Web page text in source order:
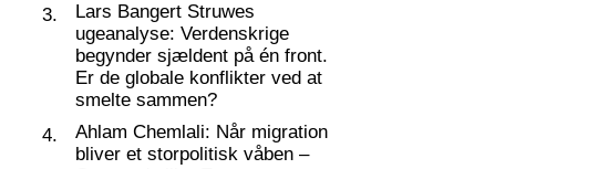
3.
Lars Bangert Struwes
ugeanalyse: Verdenskrige
begynder sjældent på én front.
Er de globale konflikter ved at
smelte sammen?
4.
Ahlam Chemlali: Når migration
bliver et storpolitisk våben –